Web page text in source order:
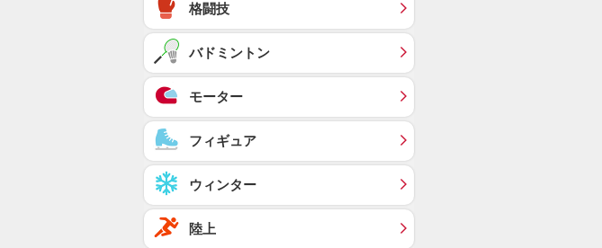
格闘技
バドミントン
モーター
フィギュア
ウィンター
陸上